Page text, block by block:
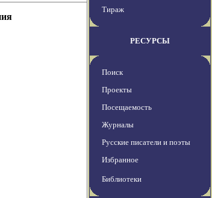
Тираж
РЕСУРСЫ
Поиск
Проекты
Посещаемость
Журналы
Русские писатели и поэты
Избранное
Библиотеки